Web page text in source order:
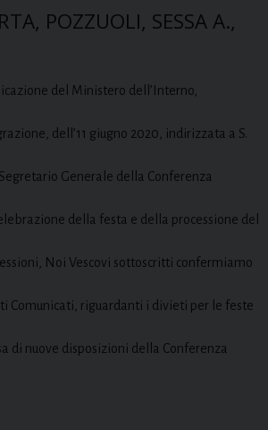
POZZUOLI, SESSA A.,
del Ministero dell’Interno,
dell’11 giugno 2020, indirizzata a S.
Generale della Conferenza
della festa e della processione del
Noi Vescovi sottoscritti confermiamo
Comunicati, riguardanti i divieti per le feste
di nuove disposizioni della Conferenza